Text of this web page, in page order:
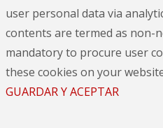
user personal data via
contents are termed as non-
mandatory to procure user
these cookies on your
GUARDAR Y ACEPTAR